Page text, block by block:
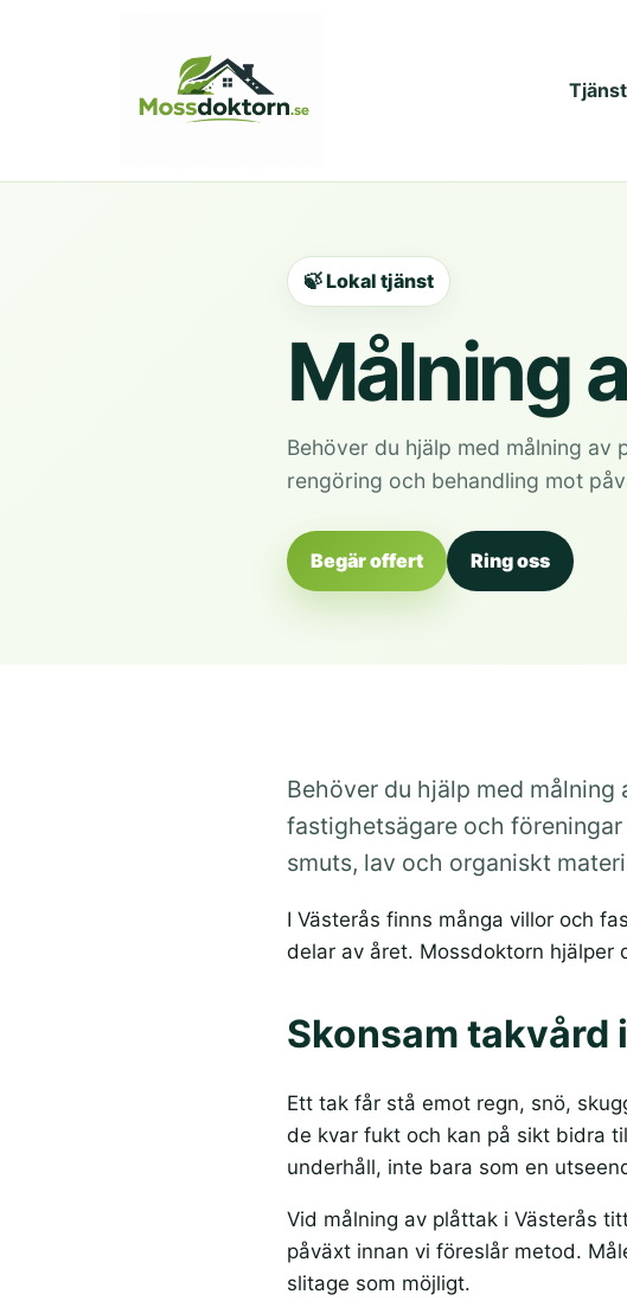
🍃 Lokal tjänst
Målning
Behöver du hjälp med målning
rengöring och behandling mot
Begär offert Ring oss
Behöver du hjälp med
fastighetsägare och
smuts, lav och organiskt
I Västerås finns många villor och
delar av året. Mossdoktorn hjälper
Skonsam takvård
Ett tak får stå emot regn, snö,
de kvar fukt och kan på sikt bidra
underhåll, inte bara som en
Vid målning av plåttak i Västerås
påväxt innan vi föreslår metod.
slitage som möjligt.